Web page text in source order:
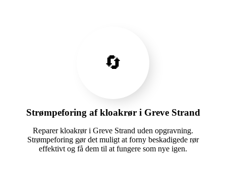
🔄
Strømpeforing af kloakrør i Greve Strand
Reparer kloakrør i Greve Strand uden opgravning.
Strømpeforing gør det muligt at forny beskadigede rør
effektivt og få dem til at fungere som nye igen.